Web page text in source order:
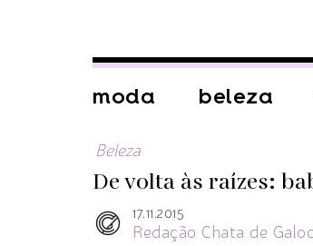
moda beleza
Beleza
De volta às raízes:
17.11.2015
Redação Chata de